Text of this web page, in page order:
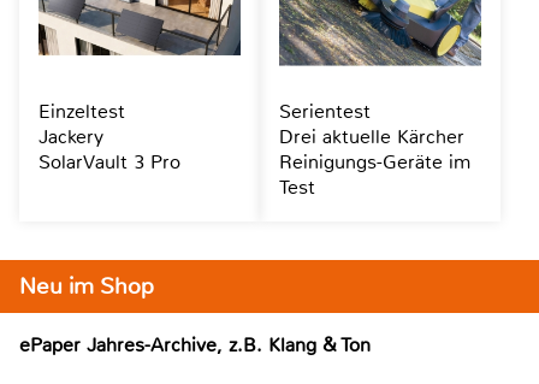
Neu im Shop
ePaper Jahres-Archive, z.B. Klang & Ton
Einzeltest
Jackery
SolarVault 3 Pro
Serientest
Drei aktuelle Kärcher
Reinigungs-Geräte im
Test